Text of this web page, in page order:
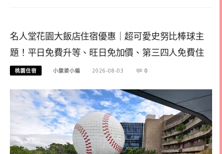
名人堂花園大飯店住宿優惠｜超可愛史努比棒球主
題！平日免費升等、旺日免加價、第三四人免費住
桃園住宿 小腹婆小編 2026-08-03 0